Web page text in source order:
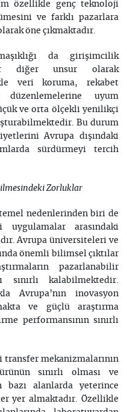
özellikle genç teknoloji
ve farklı pazarlara
öne çıkmaktadır.
da girişimcilik
diğer unsur olarak
veri koruma, rekabet
uyum
ve orta ölçekli yenilikçi
Bu durum
Avrupa dışındaki
sürdürmeyi tercih
Zorluklar
temel nedenlerinden biri de
arasındaki
Avrupa üniversiteleri ve
önemli bilimsel çıktılar
pazarlanabilir
sınırlı kalabilmektedir.
Avrupa’nın inovasyon
ve güçlü araştırma
performansının sınırlı
transfer mekanizmalarının
sınırlı olması ve
alanlarda yeterince
yer almaktadır. Özellikle